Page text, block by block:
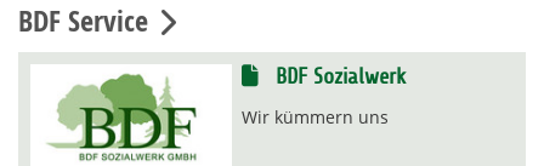
BDF Service
BDF Sozialwerk
Wir kümmern uns